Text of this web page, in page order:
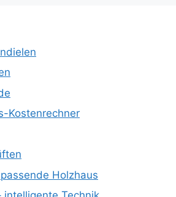
Kostenrechner
Holzhaus